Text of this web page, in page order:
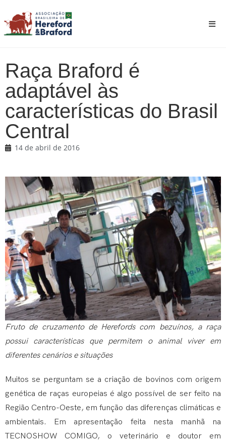
Raça Braford é
adaptável às
características do Brasil
Central
14 de abril de 2016
Fruto de cruzamento de Herefords com bezuínos, a raça
possui características que permitem o animal viver em
diferentes cenários e situações
Muitos se perguntam se a criação de bovinos com origem
genética de raças europeias é algo possível de ser feito na
Região Centro-Oeste, em função das diferenças climáticas e
ambientais. Em apresentação feita nesta manhã na
TECNOSHOW COMIGO, o veterinário e doutor em